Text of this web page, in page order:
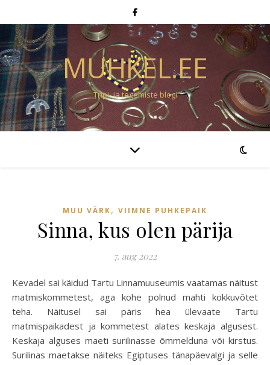
MUHKEL.EE
Tripi- ja tegemiste blogi
MUU VÄRK, VIIMNE PUHKEPAIK
Sinna, kus olen pärija
7. aug 2022
Kevadel sai käidud Tartu Linnamuuseumis vaatamas näitust
matmiskommetest, aga kohe polnud mahti kokkuvõtet
teha. Näitusel sai päris hea ülevaate Tartu
matmispaikadest ja kommetest alates keskaja algusest.
Keskaja alguses maeti surilinasse õmmelduna või kirstus.
Surilinas maetakse näiteks Egiptuses tänapäevalgi ja selle